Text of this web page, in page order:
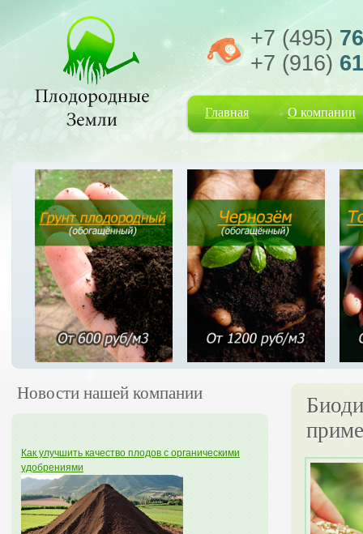
+7 (495)
+7 (916)
Главная О компании
Новости нашей компании
Как улучшить качество плодов с органическими
удобрениями